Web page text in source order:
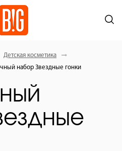
Детская косметика
набор Звездные гонки